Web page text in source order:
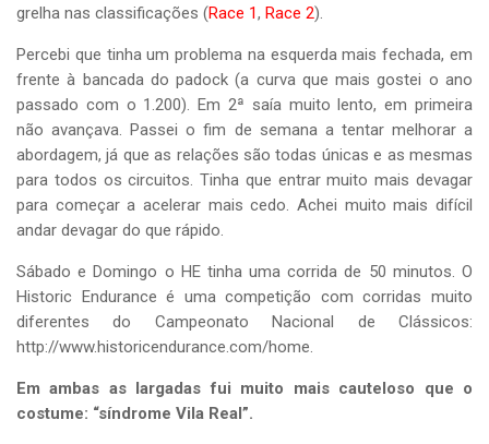
grelha nas classificações (Race 1, Race 2).
Percebi que tinha um problema na esquerda mais fechada, em
frente à bancada do padock (a curva que mais gostei o ano
passado com o 1.200). Em 2ª saía muito lento, em primeira
não avançava. Passei o fim de semana a tentar melhorar a
abordagem, já que as relações são todas únicas e as mesmas
para todos os circuitos. Tinha que entrar muito mais devagar
para começar a acelerar mais cedo. Achei muito mais difícil
andar devagar do que rápido.
Sábado e Domingo o HE tinha uma corrida de 50 minutos. O
Historic Endurance é uma competição com corridas muito
diferentes do Campeonato Nacional de Clássicos:
http://www.historicendurance.com/home.
Em ambas as largadas fui muito mais cauteloso que o
costume: “síndrome Vila Real”.